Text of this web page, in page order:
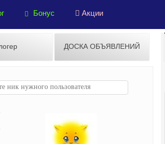
Бонус Акции
ДОСКА ОБЪЯВЛЕНИЙ